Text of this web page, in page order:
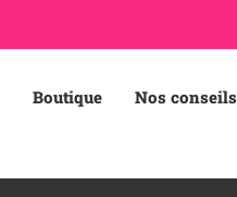
Boutique Nos conseils